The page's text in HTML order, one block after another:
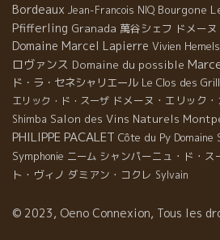
Bordeaux Jean-Francois NIQ Bourgone
Pfifferling Granada 萬谷シェフ ドメー
Domaine Marcel Lapierre Vivien
ロヴァンス Domaine du possible
ド・ラ・セネシャリエール Le Clos des
エリック・ド・スーザ ドメーヌ・エリック・
Shimba Salon des Vins Naturels
PHILIPPE PACALET Côte du Py Domaine
Symphonie ニーム シャンパーニュ・ド・ス
ト・ヴィノ ダミアン・コクレ Sylvain
© 2023, Oeno Connexion, Tous les